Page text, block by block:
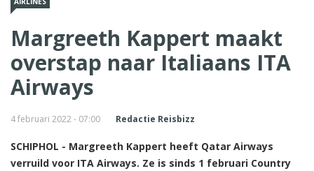
Margreeth Kappert maakt
overstap naar Italiaans ITA
Airways
4 februari 2022 - 07:00 Redactie Reisbizz
SCHIPHOL - Margreeth Kappert heeft Qatar Airways
verruild voor ITA Airways. Ze is sinds 1 februari Country